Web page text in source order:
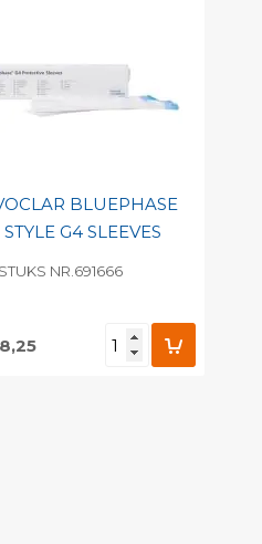
BLUEPHASE
STYLE G4 SLEEVES
NR.691666